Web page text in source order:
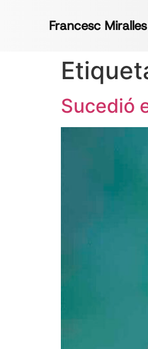
Francesc Miralles
Sucedió